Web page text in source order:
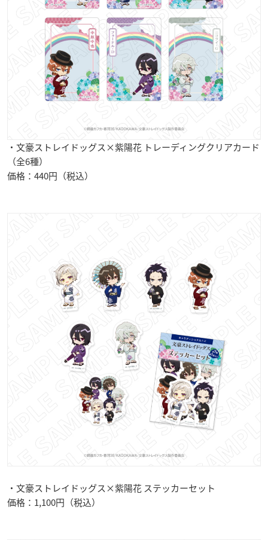
・文豪ストレイドッグス×紫陽花 トレーディングクリアカード
（全6種）
価格：440円（税込）
・文豪ストレイドッグス×紫陽花 ステッカーセット
価格：1,100円（税込）